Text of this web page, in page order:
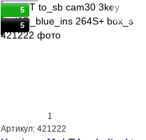
5
5
1
Артикул: 421222